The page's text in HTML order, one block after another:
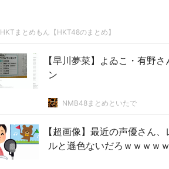
HKTまとめもん【HKT48のまとめ】
【早川夢菜】よゐこ・有野
ン
NMB48まとめといたで
【超画像】最近の声優さん
ルと遜色ないだろｗｗｗｗ